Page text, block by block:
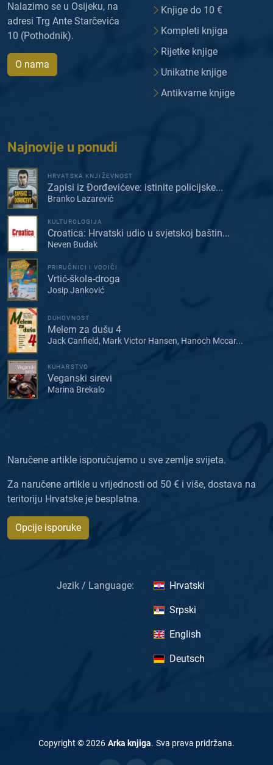
Nalazimo se u Osijeku, na
adresi Trg Ante Starčevića
10 (Pothodnik).
O nama
Knjige do 10 €
Kompleti knjiga
Rijetke knjige
Unikatne knjige
Antikvarne knjige
Najnovije u ponudi
HRVATSKA KNJIŽEVNOST
Zapisi iz Đorđevićeve: istinite policijske...
Branko Lazarević
KULTUROLOGIJA
Croatica: Hrvatski udio u svjetskoj baštin...
Neven Budak
PRIRUČNICI I VODIČI
Vrtić-škola-droga
Josip Janković
DUHOVNOST
Melem za dušu 4
Jack Canfield, Mark Victor Hansen, Hanoch Mccar...
KUHARSTVO
Veganski sirevi
Marina Brekalo
Naručene artikle isporučujemo u sve zemlje svijeta.
Za naručene artikle u vrijednosti od 50 € i više, dostava na
teritoriju Hrvatske je besplatna.
Opcije isporuke
Jezik / Language: Hrvatski
Srpski
English
Deutsch
Copyright ©2026 Arka knjiga. Sva prava pridržana.